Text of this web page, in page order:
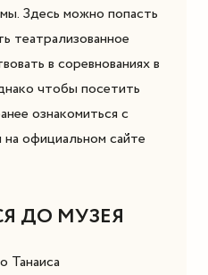
Здесь можно попасть
театрализованное
в соревнованиях в
чтобы посетить
ознакомиться с
официальном сайте
ДО МУЗЕЯ
Танаиса